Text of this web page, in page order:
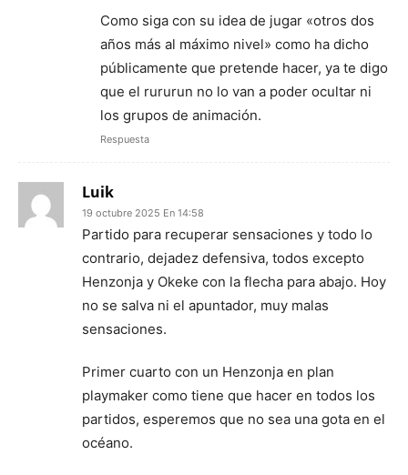
Como siga con su idea de jugar «otros dos
años más al máximo nivel» como ha dicho
públicamente que pretende hacer, ya te digo
que el rururun no lo van a poder ocultar ni
los grupos de animación.
Respuesta
Luik
19 octubre 2025 En 14:58
Partido para recuperar sensaciones y todo lo
contrario, dejadez defensiva, todos excepto
Henzonja y Okeke con la flecha para abajo. Hoy
no se salva ni el apuntador, muy malas
sensaciones.
Primer cuarto con un Henzonja en plan
playmaker como tiene que hacer en todos los
partidos, esperemos que no sea una gota en el
océano.